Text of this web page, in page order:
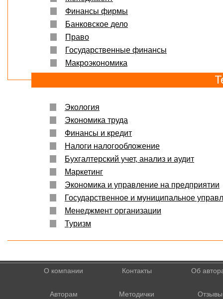
Финансы фирмы
Банковское дело
Право
Государственные финансы
Макроэкономика
Экология
Экономика труда
Финансы и кредит
Налоги налогообложение
Бухгалтерский учет, анализ и аудит
Маркетинг
Экономика и управление на предприятии
Государственное и муниципальное
Менеджмент организации
Туризм
О компании Контакты Об
Авторам Методички Отзывы